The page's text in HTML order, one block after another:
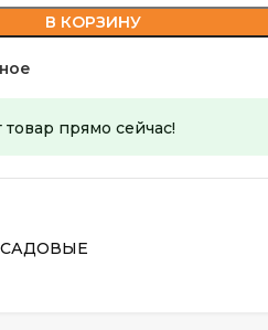
В КОРЗИНУ
товар прямо сейчас!